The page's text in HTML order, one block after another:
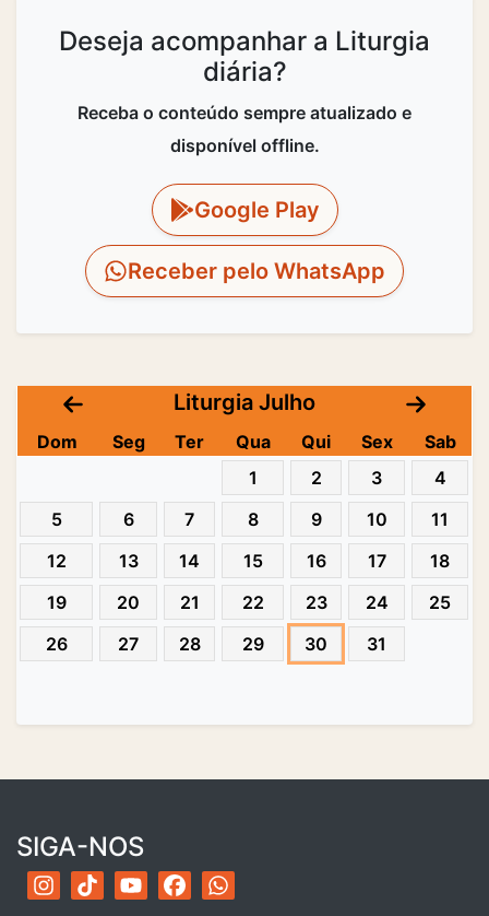
Deseja acompanhar a Liturgia
diária?
Receba o conteúdo sempre atualizado e
disponível offline.
Google Play
Receber pelo WhatsApp
Liturgia Julho
Dom Seg Ter Qua Qui Sex
Sab
1
2 3
4
5
6 7 8 9 10
11
12
13 14 15 16 17
18
19
20 21 22 23 24
25
26
27 28 29 30 31
SIGA-NOS